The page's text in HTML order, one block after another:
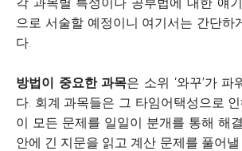
으로 서술할 예정이니 여기서는 간단하
다.
방법이 중요한 과목은 소위 ‘와꾸’가
다. 회계 과목들은 그 타임어택성으로
이 모든 문제를 일일이 분개를 통해 해
안에 긴 지문을 읽고 계산 문제를 풀어